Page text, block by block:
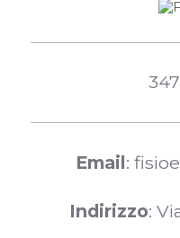
Email:
Indirizzo: